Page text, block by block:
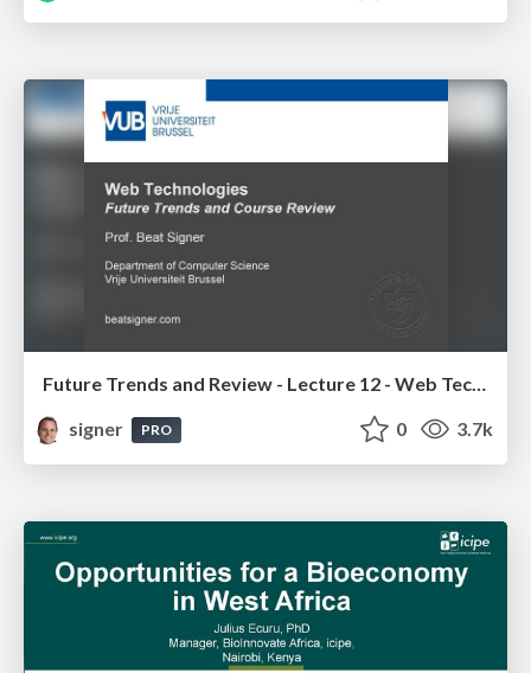
Future Trends and Review - Lecture 12 - Web Technologies (1019888BNR)
signer
PRO 0 3.7k